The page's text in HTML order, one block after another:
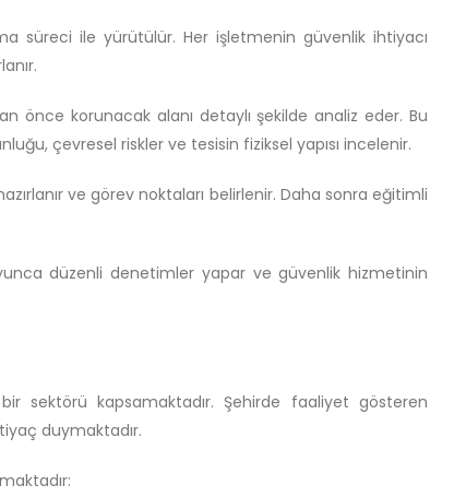
süreci ile yürütülür. Her işletmenin güvenlik ihtiyacı
önce korunacak alanı detaylı şekilde analiz eder. Bu
çevresel riskler ve tesisin fiziksel yapısı incelenir.
ve görev noktaları belirlenir. Daha sonra eğitimli
düzenli denetimler yapar ve güvenlik hizmetinin
sektörü kapsamaktadır. Şehirde faaliyet gösteren
duymaktadır.